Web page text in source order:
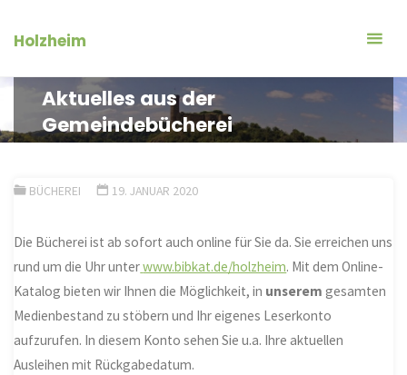
InhaltHolzheim
Aktuelles aus der
Gemeindebücherei
BÜCHEREI 19. JANUAR 2020
Die Bücherei ist ab sofort auch online für Sie da. Sie erreichen uns
rund um die Uhr unterwww.bibkat.de/holzheim. Mit dem Online-
Katalog bieten wir Ihnen die Möglichkeit, in unserem gesamten
Medienbestand zu stöbern und Ihr eigenes Leserkonto
aufzurufen. In diesem Konto sehen Sie u.a. Ihre aktuellen
Ausleihen mit Rückgabedatum.